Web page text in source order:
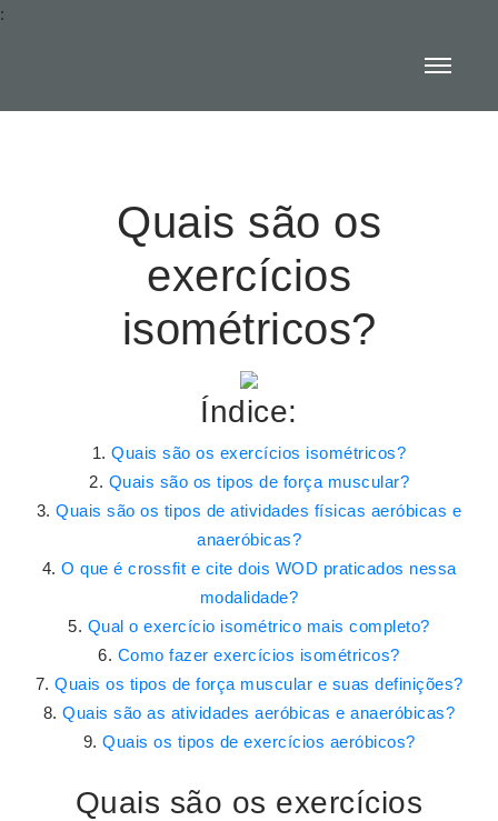
:
Quais são os
exercícios
isométricos?
Índice:
Quais são os exercícios isométricos?
Quais são os tipos de força muscular?
Quais são os tipos de atividades físicas aeróbicas e
anaeróbicas?
O que é crossfit e cite dois WOD praticados nessa
modalidade?
Qual o exercício isométrico mais completo?
Como fazer exercícios isométricos?
Quais os tipos de força muscular e suas definições?
Quais são as atividades aeróbicas e anaeróbicas?
Quais os tipos de exercícios aeróbicos?
Quais são os exercícios